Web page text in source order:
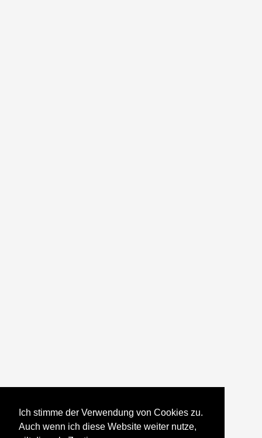
Ich stimme der Verwendung von Cookies zu.
Auch wenn ich diese Website weiter nutze,